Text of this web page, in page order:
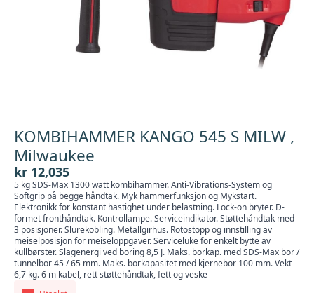
KOMBIHAMMER KANGO 545 S MILW ,
Milwaukee
kr 12,035
5 kg SDS-Max 1300 watt kombihammer. Anti-Vibrations-System og
Softgrip på begge håndtak. Myk hammerfunksjon og Mykstart.
Elektronikk for konstant hastighet under belastning. Lock-on bryter. D-
formet fronthåndtak. Kontrollampe. Serviceindikator. Støttehåndtak med
3 posisjoner. Slurekobling. Metallgirhus. Rotostopp og innstilling av
meiselposisjon for meiseloppgaver. Serviceluke for enkelt bytte av
kullbørster. Slagenergi ved boring 8,5 J. Maks. borkap. med SDS-Max bor /
tunnelbor 45 / 65 mm. Maks. borkapasitet med kjernebor 100 mm. Vekt
6,7 kg. 6 m kabel, rett støttehåndtak, fett og veske